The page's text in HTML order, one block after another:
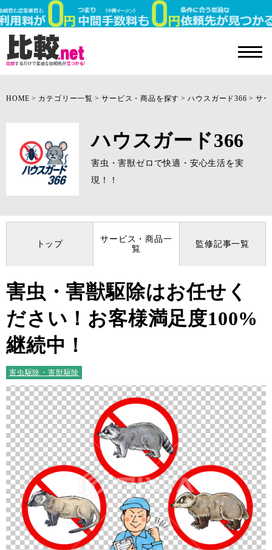
HOME カテゴリー一覧 サービス・商品を探す ハウスガード366 サ
ハウスガード366
害虫・害獣ゼロで快適・安心生活を実
現！！
トップ
サービス・商品一
覧
監修記事一覧
害虫・害獣駆除はお任せく
ださい！お客様満足度100%
継続中！
害虫駆除・害獣駆除